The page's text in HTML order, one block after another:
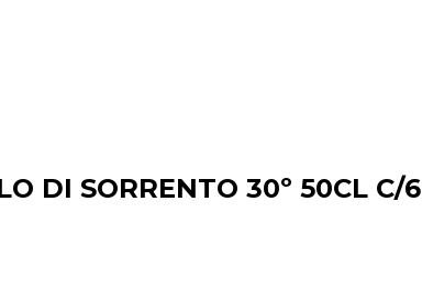
DI SORRENTO 30º 50CL C/6